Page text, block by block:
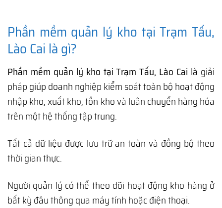
Phần mềm quản lý kho tại Trạm Tấu,
Lào Cai là gì?
Phần mềm quản lý kho tại Trạm Tấu, Lào Cai là giải
pháp giúp doanh nghiệp kiểm soát toàn bộ hoạt động
nhập kho, xuất kho, tồn kho và luân chuyển hàng hóa
trên một hệ thống tập trung.
Tất cả dữ liệu được lưu trữ an toàn và đồng bộ theo
thời gian thực.
Người quản lý có thể theo dõi hoạt động kho hàng ở
bất kỳ đâu thông qua máy tính hoặc điện thoại.